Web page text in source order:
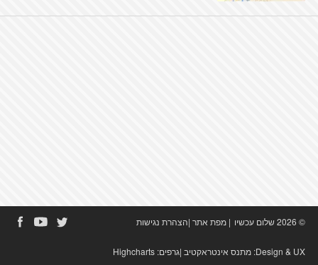
© 2026 שלום עכשיו | מפת אתר|הצהרת נגישות
Design & UX: מתנס אינטראקטיב|גרפים: Highcharts